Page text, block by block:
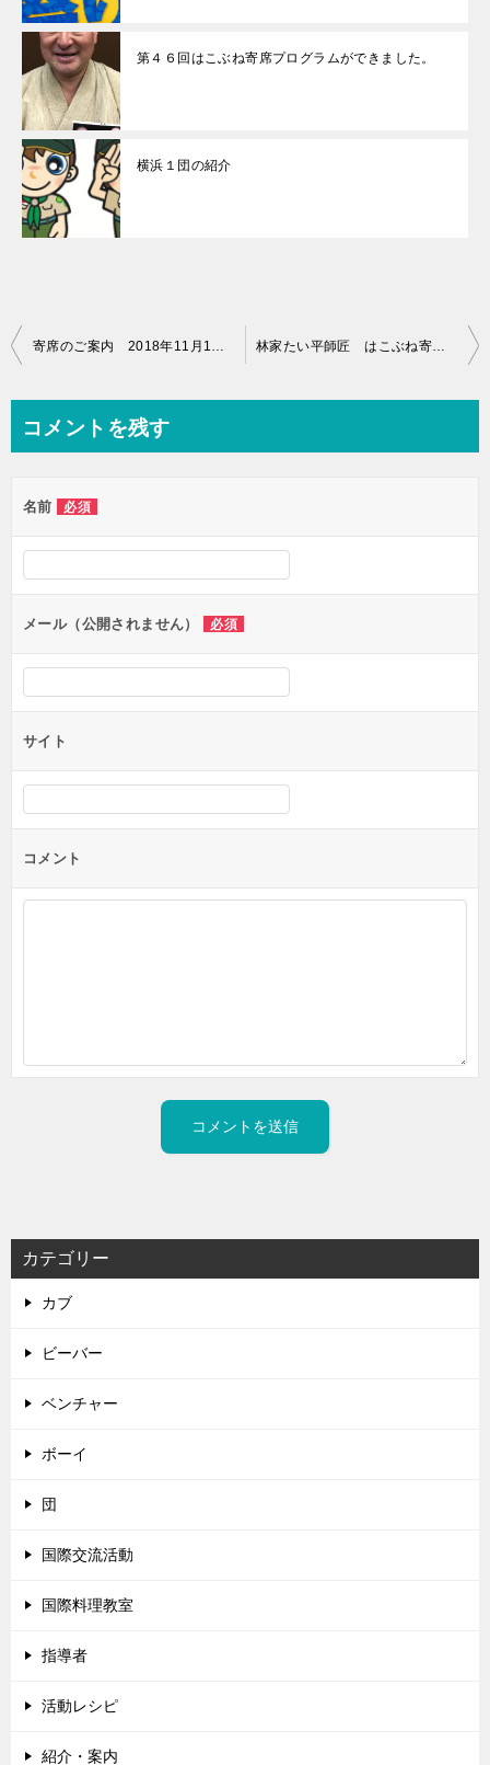
第４６回はこぶね寄席プログラムができました。
横浜１団の紹介
投
ビ
ー
シ
ョ
ン
コメントを残す
名前 必須
メール（公開されません） 必須
サイト
コメント
カテゴリー
カブ
ビーバー
ベンチャー
ボーイ
団
国際交流活動
国際料理教室
指導者
活動レシピ
紹介・案内